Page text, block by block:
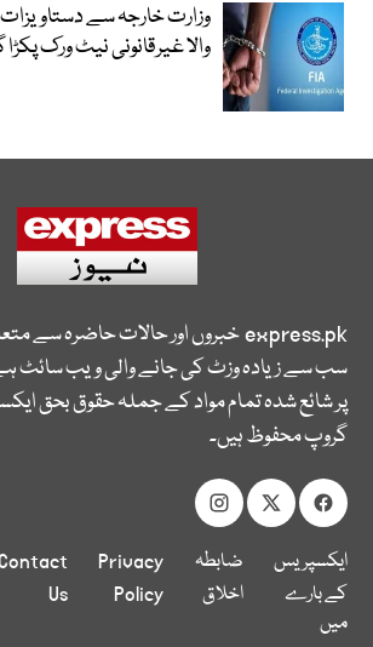
وزارت خارجہ سے
والا غیرقانونی نیٹ ورک پکڑا
express.pkخبروں اور حالات حاضرہ سے
سب سے زیادہ وزٹ کی جانے والی ویب سائٹ
پر شائع شدہ تمام مواد کے جملہ حقوق بحق
گروپ محفوظ ہیں۔
ایکسپریس
کے بارے
میں
ضابطہ
اخلاق
Privacy
Policy
Contact
Us